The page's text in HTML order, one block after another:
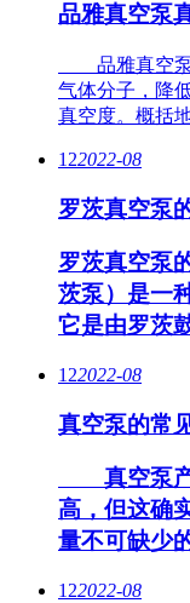
品雅真空泵
品雅真空泵
气体分子，降
真空度。概括
122022-08
罗茨真空泵
罗茨真空泵
茨泵）是一
它是由罗茨
122022-08
真空泵的常
真空泵产
高，但这确
量不可缺少
122022-08